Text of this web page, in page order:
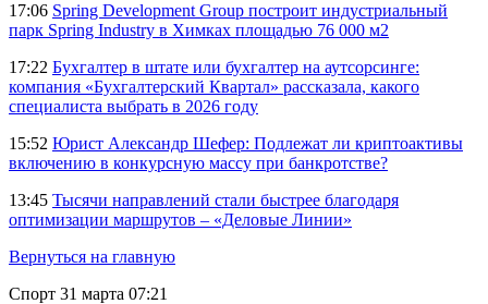
17:06 Spring Development Group построит индустриальный
парк Spring Industry в Химках площадью 76 000 м2
17:22 Бухгалтер в штате или бухгалтер на аутсорсинге:
компания «Бухгалтерский Квартал» рассказала, какого
специалиста выбрать в 2026 году
15:52 Юрист Александр Шефер: Подлежат ли криптоактивы
включению в конкурсную массу при банкротстве?
13:45 Тысячи направлений стали быстрее благодаря
оптимизации маршрутов – «Деловые Линии»
Вернуться на главную
Спорт 31 марта 07:21